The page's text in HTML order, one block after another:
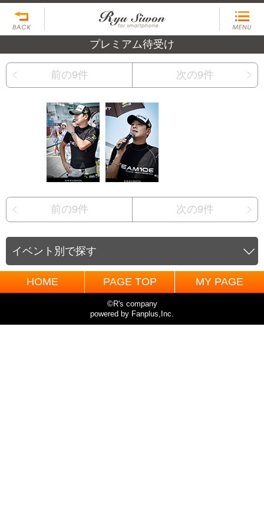
プレミアム待受け
前の9件 次の9件
前の9件 次の9件
イベント別で探す
HOME PAGE TOP MY PAGE
©R's company
powered by Fanplus,Inc.